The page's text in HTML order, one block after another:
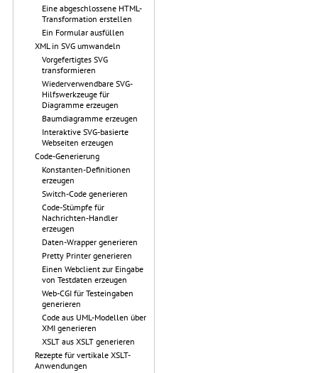
Eine abgeschlossene HTML-
Transformation erstellen
Ein Formular ausfüllen
XML in SVG umwandeln
Vorgefertigtes SVG
transformieren
Wiederverwendbare SVG-
Hilfswerkzeuge für
Diagramme erzeugen
Baumdiagramme erzeugen
Interaktive SVG-basierte
Webseiten erzeugen
Code-Generierung
Konstanten-Definitionen
erzeugen
Switch-Code generieren
Code-Stümpfe für
Nachrichten-Handler
erzeugen
Daten-Wrapper generieren
Pretty Printer generieren
Einen Webclient zur Eingabe
von Testdaten erzeugen
Web-CGI für Testeingaben
generieren
Code aus UML-Modellen über
XMI generieren
XSLT aus XSLT generieren
Rezepte für vertikale XSLT-
Anwendungen